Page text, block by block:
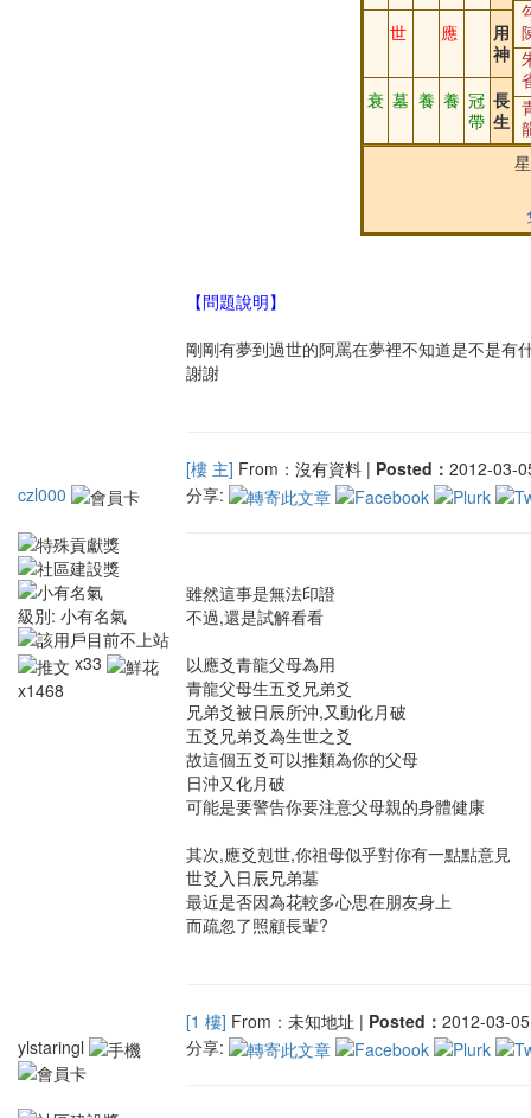
用
神
應
世
長
生
冠
帶
養
養
墓
衰
【問題說明】
剛剛有夢到過世的阿罵在夢裡不知道是不是有
謝謝
[樓 主] From：沒有資料 | Posted： 2012-03-
czl000
級別: 小有名氣
x33
x1468
分享:
雖然這事是無法印證
不過,還是試解看看
以應爻青龍父母為用
青龍父母生五爻兄弟爻
兄弟爻被日辰所沖,又動化月破
五爻兄弟爻為生世之爻
故這個五爻可以推類為你的父母
日沖又化月破
可能是要警告你要注意父母親的身體健康
其次,應爻剋世,你祖母似乎對你有一點點意見
世爻入日辰兄弟墓
最近是否因為花較多心思在朋友身上
而疏忽了照顧長輩?
[1 樓] From：未知地址 | Posted： 2012-03-
ylstaringl
分享: